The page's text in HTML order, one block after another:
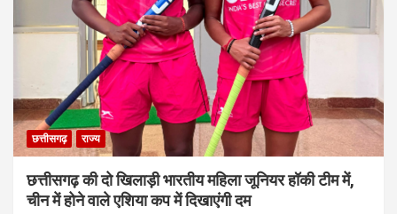
छत्तीसगढ़ राज्य
छत्तीसगढ़ की दो खिलाड़ी भारतीय महिला जूनियर हॉकी टीम में,
चीन में होने वाले एशिया कप में दिखाएंगी दम